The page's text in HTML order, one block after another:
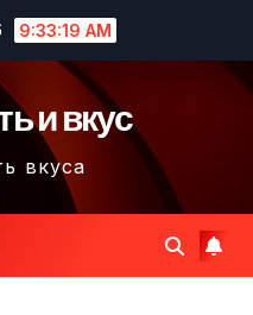
9:33:20 AM
и вкус
вкуса